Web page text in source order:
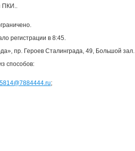
ПКИ..
регистрации в 8:45.
пр. Героев Сталинграда, 49, Большой зал.
способов:
5814@7884444.ru;